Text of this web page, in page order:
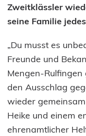
Zweitklässler
seine Familie
„Du musst es
Freunde und
Mengen-
den Ausschlag
wieder
Heike und einem
ehrenamtlicher